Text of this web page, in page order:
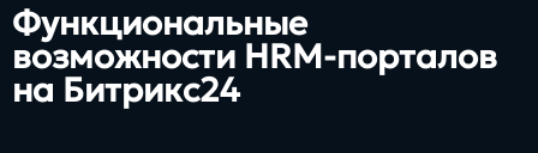
Функциональные
возможности HRM-порталов
на Битрикс24